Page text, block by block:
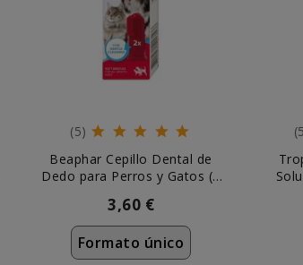
(5)
Beaphar Cepillo Dental de
Dedo para Perros y Gatos (2
3,60 €
Formato único